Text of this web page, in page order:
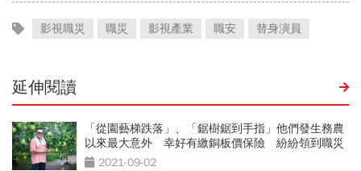
影視職災 職災 影視產業 職安 替身演員
延伸閱讀
「從園藝梯跌落」、「鋸樹鋸到手指」他們發生務農
以來最大意外 幸好有繳銅板價保險 紛紛領到職災
給付2021-09-02